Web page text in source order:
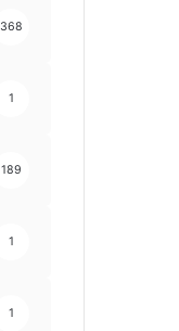
368
1
189
1
1